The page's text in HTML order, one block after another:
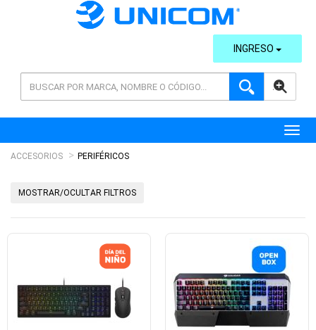
AVANZADA
INGRESO
ACCESORIOS PERIFÉRICOS
MOSTRAR/OCULTAR FILTROS